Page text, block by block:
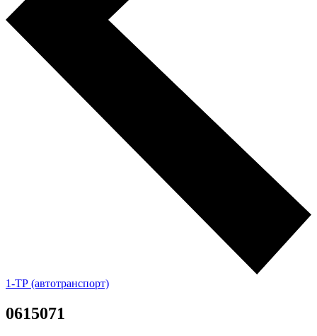
1-ТР (автотранспорт)
0615071